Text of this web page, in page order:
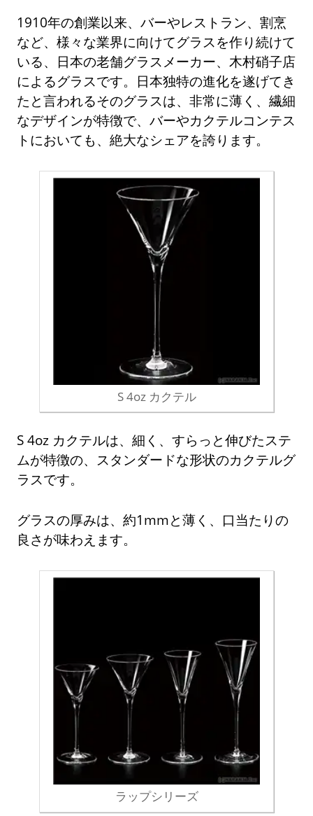
1910年の創業以来、バーやレストラン、割烹
など、様々な業界に向けてグラスを作り続けて
いる、日本の老舗グラスメーカー、木村硝子店
によるグラスです。日本独特の進化を遂げてき
たと言われるそのグラスは、非常に薄く、繊細
なデザインが特徴で、バーやカクテルコンテス
トにおいても、絶大なシェアを誇ります。
S 4oz カクテル
S 4oz カクテルは、細く、すらっと伸びたステ
ムが特徴の、スタンダードな形状のカクテルグ
ラスです。
グラスの厚みは、約1mmと薄く、口当たりの
良さが味わえます。
ラップシリーズ